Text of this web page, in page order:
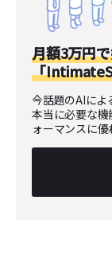
月額3万円
「
今話題のAIによ
本当に必要な
ォーマンスに優